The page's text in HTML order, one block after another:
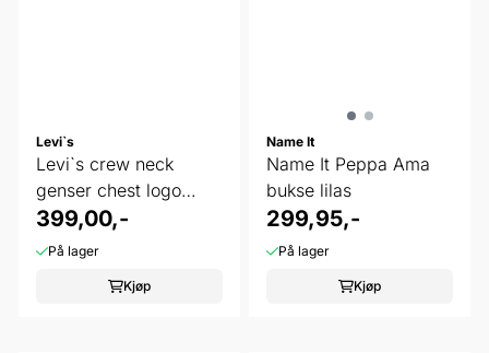
Levi`s
Levi`s crew neck
genser chest logo
dress blues
399,00,-
På lager
Kjøp
Name It
Name It Peppa Ama
bukse lilas
299,95,-
På lager
Kjøp